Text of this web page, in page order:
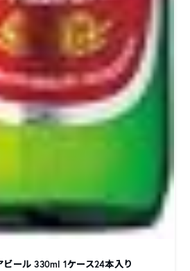
ール 330ml 1ケース24本入り